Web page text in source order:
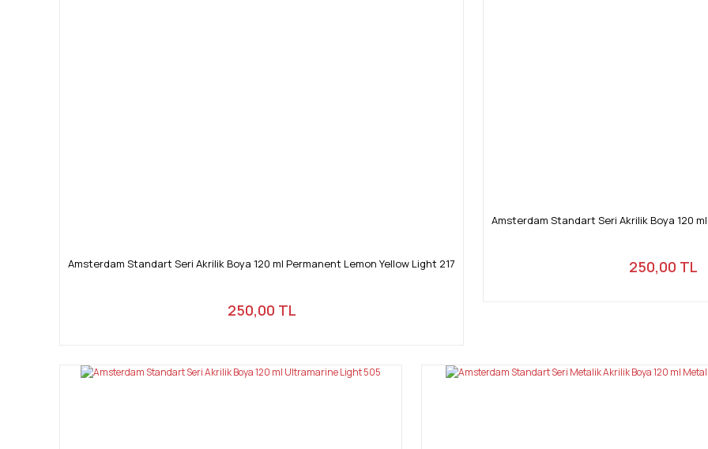
Amsterdam Standart Seri Akrilik Boya 120 ml Permanent Lemon Yellow Light 217
250,00 TL
Amsterdam Standart Seri Akrilik Boya 120
250,00 TL